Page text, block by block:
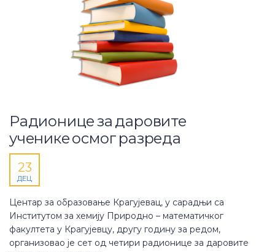
Радионице за даровите
ученике осмог разреда
23
ДЕЦ
Центар за образовање Крагујевац, у сарадњи са
Институтом за хемију Природно – математичког
факултета у Крагујевцу, другу годину за редом,
организовао је сет од четири радионице за даровите